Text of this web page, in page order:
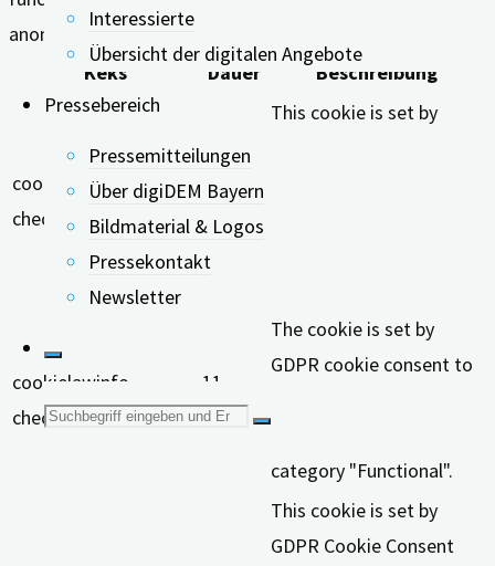
Interessierte
Übersicht der digitalen Angebote
Pressebereich
Pressemitteilungen
Über digiDEM Bayern
Bildmaterial & Logos
Pressekontakt
Newsletter
Suche
anonymously.
Keks
Dauer Beschreibung
cookielawinfo-
checkbox-analytics
11
months
This cookie is set by
cookielawinfo-
checkbox-functional
11
months
The cookie is set by
GDPR cookie consent to
category "Functional".
This cookie is set by
GDPR Cookie Consent